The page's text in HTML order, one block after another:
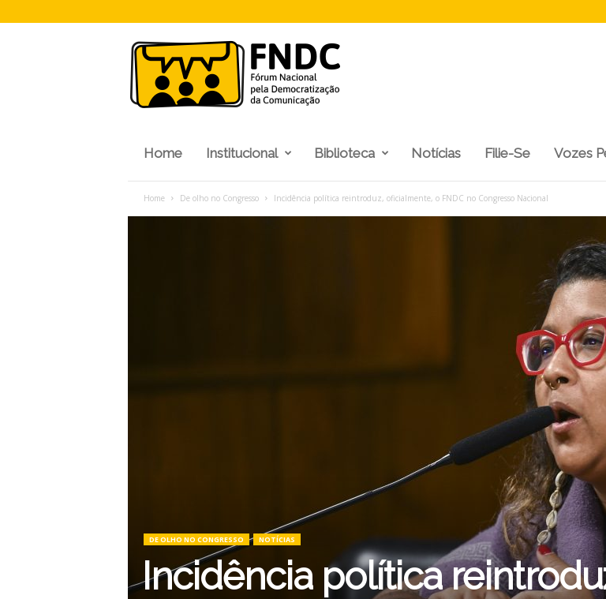
N
D
C
Home Institucional Biblioteca Notícias Filie-Se Vozes
Home De olho no Congresso Incidência política reintroduz, oficialmente, o FNDC no Congresso Nacional
DE OLHO NO CONGRESSO NOTÍCIAS
Incidência política